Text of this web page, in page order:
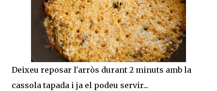
Deixeu reposar l'arròs durant 2 minuts amb la
cassola tapada i ja el podeu servir...